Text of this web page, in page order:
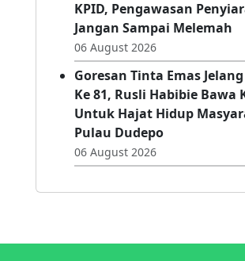
07 August 2026
Deprov Soroti Minimnya
KPID, Pengawasan
Jangan Sampai Melemah
06 August 2026
Goresan Tinta Emas Jelang
Ke 81, Rusli Habibie Bawa
Untuk Hajat Hidup